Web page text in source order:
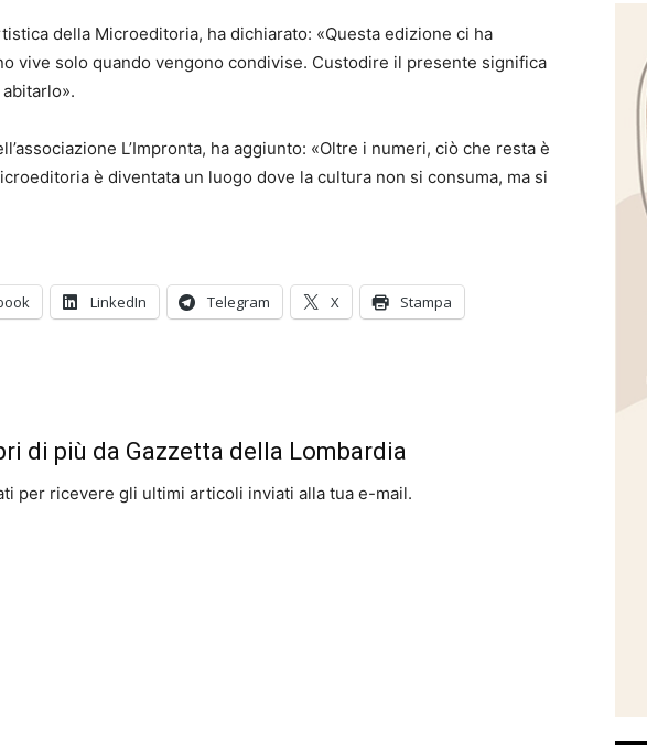
della Microeditoria, ha dichiarato: «Questa edizione ci ha
vive solo quando vengono condivise. Custodire il presente significa
L’Impronta, ha aggiunto: «Oltre i numeri, ciò che resta è
è diventata un luogo dove la cultura non si consuma, ma si
LinkedIn Telegram X Stampa
di più da Gazzetta della Lombardia
per ricevere gli ultimi articoli inviati alla tua e-mail.